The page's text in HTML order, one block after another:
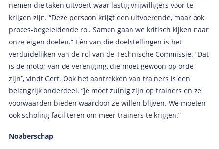
nemen die taken uitvoert waar lastig vrijwilligers voor te
krijgen zijn. “Deze persoon krijgt een uitvoerende, maar ook
proces-begeleidende rol. Samen gaan we kritisch kijken naar
onze eigen doelen.” Eén van die doelstellingen is het
verduidelijken van de rol van de Technische Commissie. “Dat
is de motor van de vereniging, die moet gewoon op orde
zijn”, vindt Gert. Ook het aantrekken van trainers is een
belangrijk onderdeel. “Je moet zuinig zijn op trainers en ze
voorwaarden bieden waardoor ze willen blijven. We moeten
ook scholing faciliteren om meer trainers te krijgen.”
Noaberschap